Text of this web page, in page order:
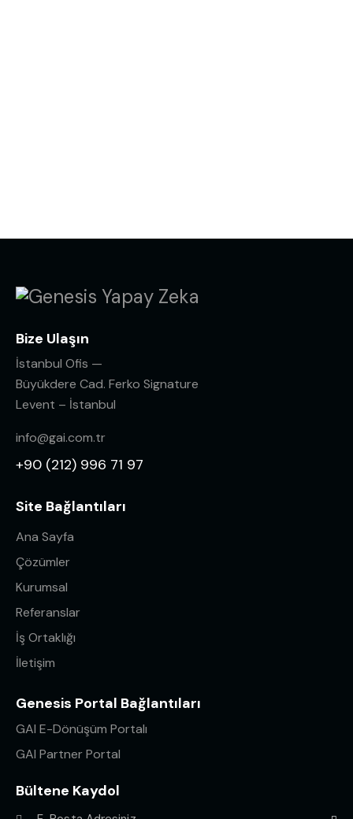
Bize Ulaşın
İstanbul Ofis —
Büyükdere Cad. Ferko Signature
Levent – İstanbul
info@gai.com.tr
+90 (212) 996 71 97
Site Bağlantıları
Ana Sayfa
Çözümler
Kurumsal
Referanslar
İş Ortaklığı
İletişim
Genesis Portal Bağlantıları
GAI E-Dönüşüm Portalı
GAI Partner Portal
Bültene Kaydol